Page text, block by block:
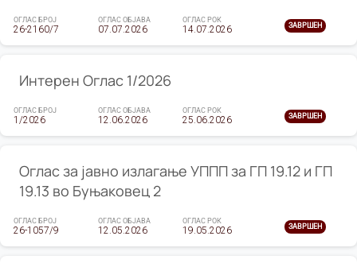
ОГЛАС БРОЈ
26-2160/7
ОГЛАС ОБЈАВА
07.07.2026
ОГЛАС РОК
14.07.2026 ЗАВРШЕН
Интерен Оглас 1/2026
ОГЛАС БРОЈ
1/2026
ОГЛАС ОБЈАВА
12.06.2026
ОГЛАС РОК
25.06.2026 ЗАВРШЕН
Оглас за јавно излагање УППП за ГП 19.12 и ГП
19.13 во Буњаковец 2
ОГЛАС БРОЈ
26-1057/9
ОГЛАС ОБЈАВА
12.05.2026
ОГЛАС РОК
19.05.2026 ЗАВРШЕН